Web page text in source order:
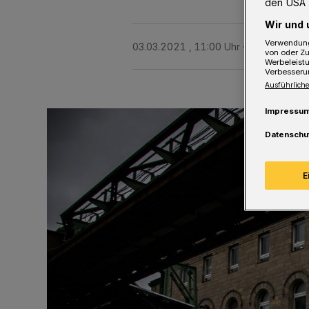
03.03.2021 , 11:00 Uhr 2 Minuten
den USA
Wir und
von oder